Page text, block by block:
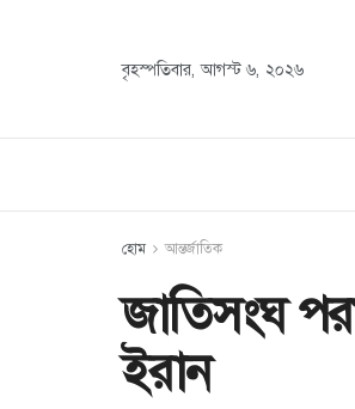
বৃহস্পতিবার, আগস্ট ৬, ২০২৬
হোম আন্তর্জাতিক
জাতিসংঘ
ইরান